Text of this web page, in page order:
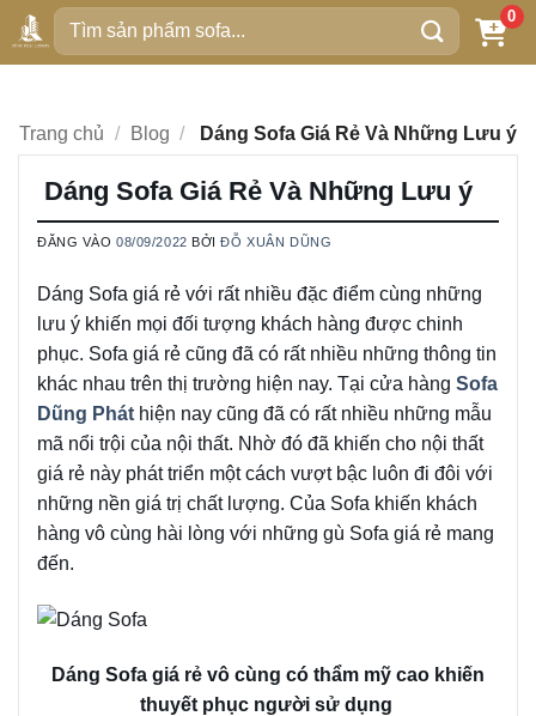
qua
Tìm
kiếm:
0
Trang chủ / Blog / Dáng Sofa Giá Rẻ Và Những Lưu ý
Dáng Sofa Giá Rẻ Và Những Lưu ý
ĐĂNG VÀO08/09/2022 BỞIĐỖ XUÂN DŨNG
Dáng Sofa giá rẻ với rất nhiều đặc điểm cùng những
lưu ý khiến mọi đối tượng khách hàng được chinh
phục. Sofa giá rẻ cũng đã có rất nhiều những thông tin
khác nhau trên thị trường hiện nay. Tại cửa hàng Sofa
Dũng Phát hiện nay cũng đã có rất nhiều những mẫu
mã nổi trội của nội thất. Nhờ đó đã khiến cho nội thất
giá rẻ này phát triển một cách vượt bậc luôn đi đôi với
những nền giá trị chất lượng. Của Sofa khiến khách
hàng vô cùng hài lòng với những gù Sofa giá rẻ mang
đến.
Dáng Sofa giá rẻ vô cùng có thẩm mỹ cao khiến
thuyết phục người sử dụng